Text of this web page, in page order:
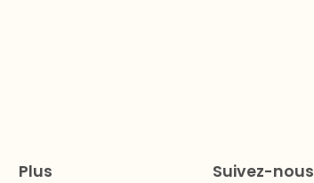
Plus Suivez-nous